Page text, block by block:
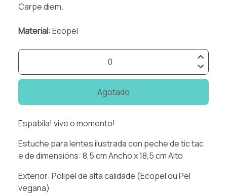
Carpe diem.
Material:Ecopel
Agotado
Espabila! vive o momento!
Estuche para lentes ilustrada con peche de tic tac
e de dimensións: 8,5 cm Ancho x 18,5 cm Alto
Exterior: Polipel de alta calidade (Ecopel ou Pel
vegana)